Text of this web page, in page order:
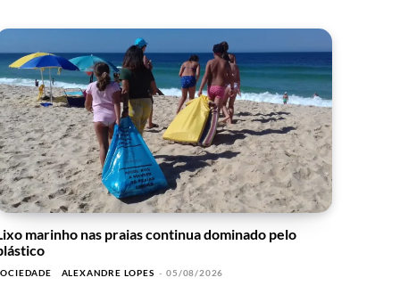
marinho nas praias continua dominado pelo
ALEXANDRE LOPES - 05/08/2026